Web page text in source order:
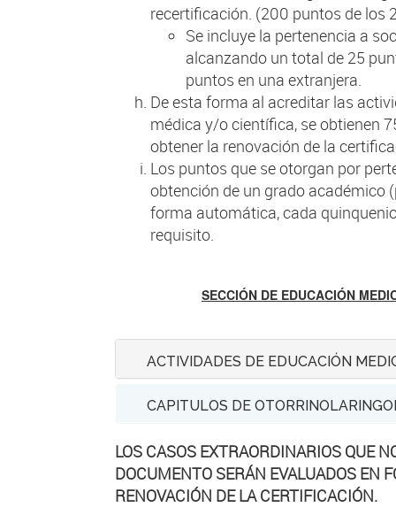
recertificación. (200 puntos de los
Se incluye la pertenencia a
alcanzando un total de 25
puntos en una extranjera.
De esta forma al acreditar las
médica y/o científica, se obtienen
obtener la renovación de la
Los puntos que se otorgan por
obtención de un grado académico
forma automática, cada
requisito.
SECCIÓN DE EDUCACIÓN
ACTIVIDADES DE EDUCACIÓN
CAPITULOS DE
LOS CASOS EXTRAORDINARIOS QUE
DOCUMENTO SERÁN EVALUADOS EN
RENOVACIÓN DE LA CERTIFICACIÓN.